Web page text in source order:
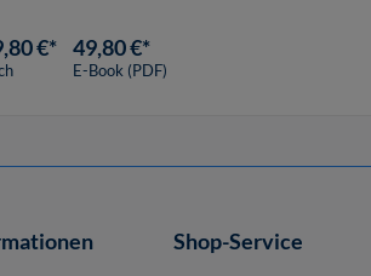
€* 49,80 €*
E-Book (PDF)
Shop-Service